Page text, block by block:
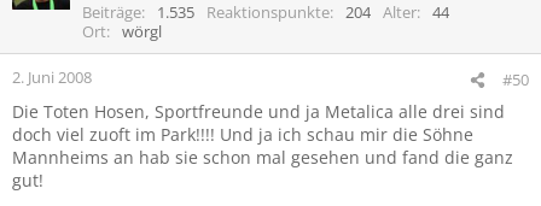
Beiträge
1.535 Reaktionspunkte 204 Alter
44
Ort
wörgl
2. Juni 2008 #50
Die Toten Hosen, Sportfreunde und ja Metalica alle drei sind
doch viel zuoft im Park!!!! Und ja ich schau mir die Söhne
Mannheims an hab sie schon mal gesehen und fand die ganz
gut!